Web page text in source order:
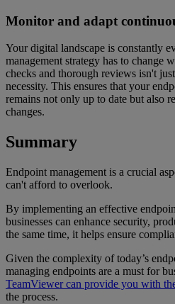
Monitor and adapt
Your digital landscape is constantly
management strategy has to change
checks and thorough reviews isn't
necessity. This ensures that your
remains not only up to date but also
changes.
Summary
Endpoint management is a crucial
can't afford to overlook.
By implementing an effective
businesses can enhance security,
the same time, it helps ensure
Given the complexity of today’s
managing endpoints are a must for
TeamViewer can provide you with
the process.